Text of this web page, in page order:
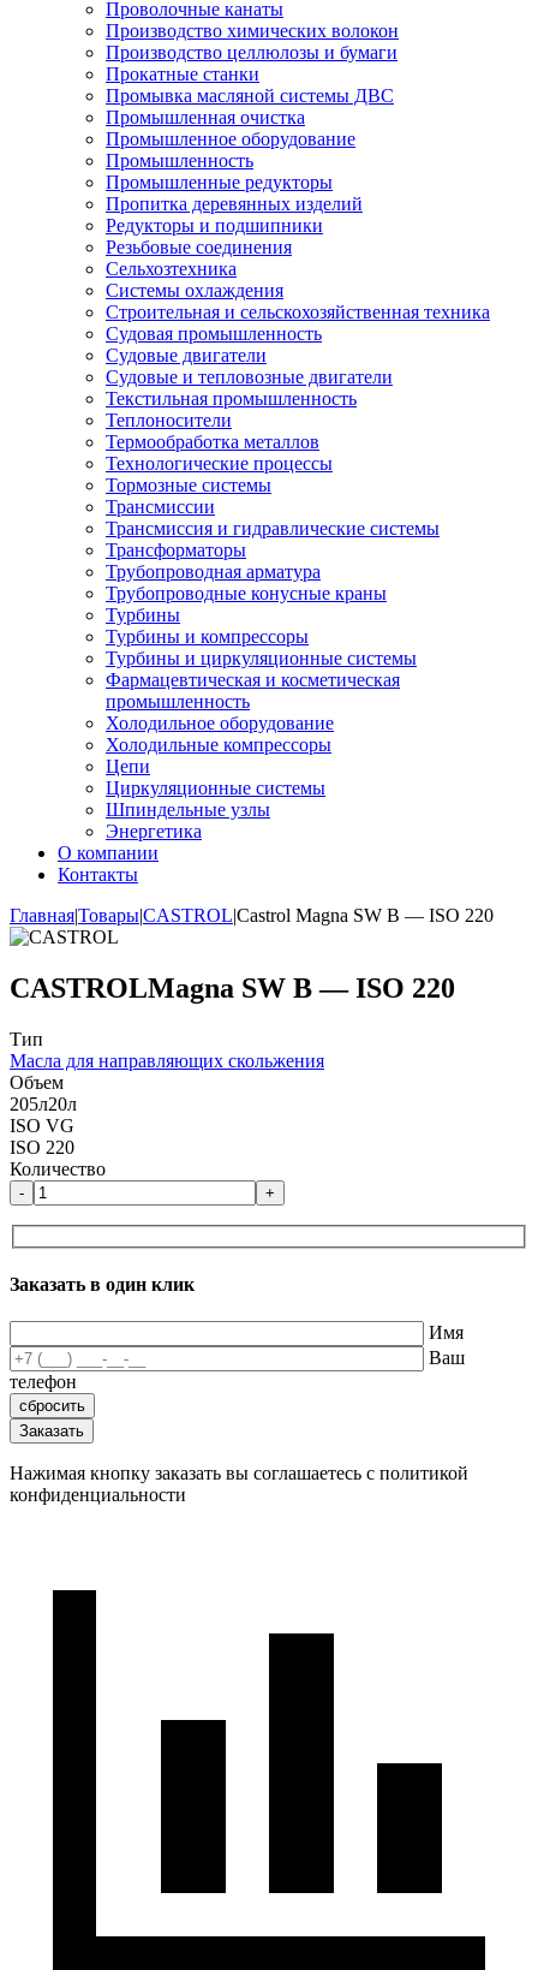
Проволочные канаты
Производство химических волокон
Производство целлюлозы и бумаги
Прокатные станки
Промывка масляной системы ДВС
Промышленная очистка
Промышленное оборудование
Промышленность
Промышленные редукторы
Пропитка деревянных изделий
Редукторы и подшипники
Резьбовые соединения
Сельхозтехника
Системы охлаждения
Строительная и сельскохозяйственная техника
Судовая промышленность
Судовые двигатели
Судовые и тепловозные двигатели
Текстильная промышленность
Теплоносители
Термообработка металлов
Технологические процессы
Тормозные системы
Трансмиссии
Трансмиссия и гидравлические системы
Трансформаторы
Трубопроводная арматура
Трубопроводные конусные краны
Турбины
Турбины и компрессоры
Турбины и циркуляционные системы
Фармацевтическая и косметическая
промышленность
Холодильное оборудование
Холодильные компрессоры
Цепи
Циркуляционные системы
Шпиндельные узлы
Энергетика
О компании
Контакты
Главная|Товары|CASTROL|Castrol Magna SW B — ISO 220
CASTROLMagna SW B — ISO 220
Тип
Масла для направляющих скольжения
Объем
205л20л
ISO VG
ISO 220
Количество
- +
Заказать в один клик
Имя
Ваш
телефон
Нажимая кнопку заказать вы соглашаетесь с политикой
конфиденциальности